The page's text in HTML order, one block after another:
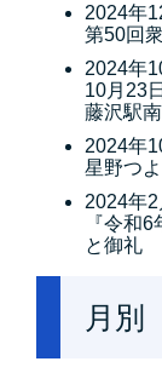
2024年
第50回
2024年
10月23
藤沢駅
2024年
星野つ
2024年2
『令和
と御礼
月別